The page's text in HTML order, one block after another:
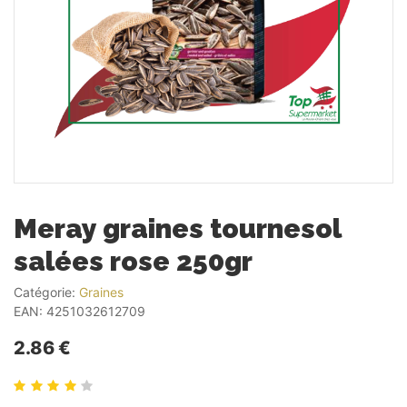
Meray graines tournesol
salées rose 250gr
Catégorie: Graines
EAN: 4251032612709
2.86 €